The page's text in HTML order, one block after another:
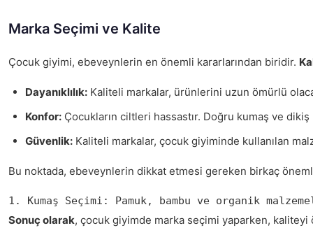
Marka Seçimi ve Kalite
Çocuk giyimi, ebeveynlerin en önemli kararlarından biridir.
Dayanıklılık: Kaliteli markalar, ürünlerini uzun ömürlü
Konfor: Çocukların ciltleri hassastır. Doğru kumaş ve
Güvenlik: Kaliteli markalar, çocuk giyiminde kullanılan
Bu noktada, ebeveynlerin dikkat etmesi gereken birkaç
1. Kumaş Seçimi: Pamuk, bambu ve organik
Sonuç olarak, çocuk giyimde marka seçimi yaparken,